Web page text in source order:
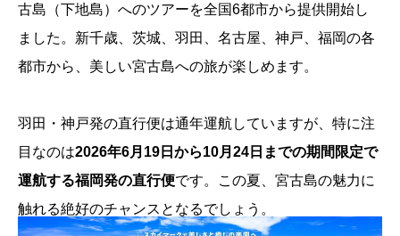
古島（下地島）へのツアーを全国6都市から提供開始し
ました。新千歳、茨城、羽田、名古屋、神戸、福岡の各
都市から、美しい宮古島への旅が楽しめます。
羽田・神戸発の直行便は通年運航していますが、特に注
目なのは2026年6月19日から10月24日までの期間限定で
運航する福岡発の直行便です。この夏、宮古島の魅力に
触れる絶好のチャンスとなるでしょう。